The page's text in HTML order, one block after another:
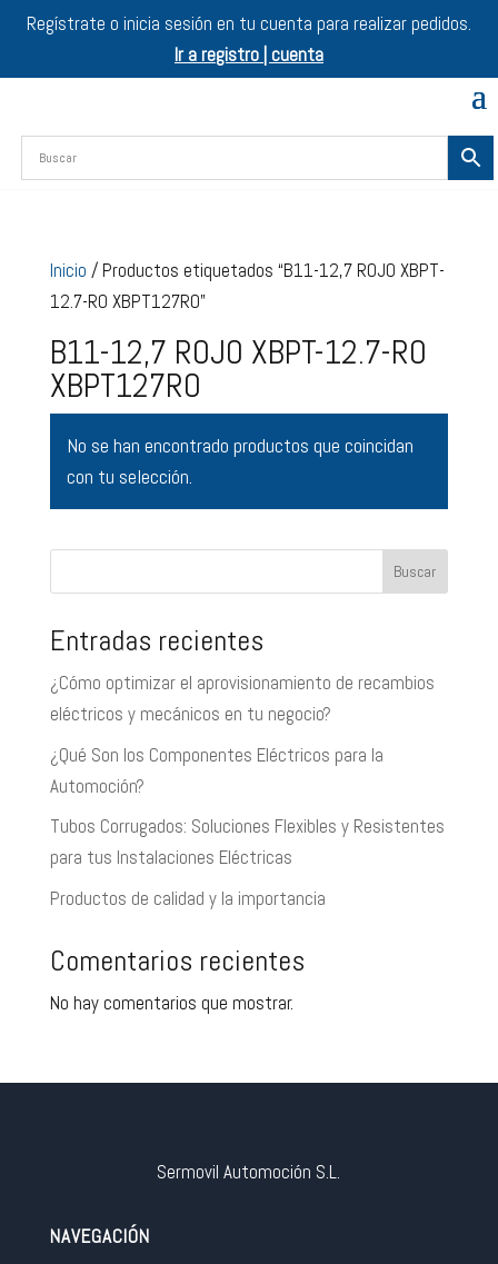
Regístrate o inicia sesión en tu cuenta para realizar pedidos.
Ir a registro | cuenta
Inicio / Productos etiquetados “B11-12,7 ROJO XBPT-
12.7-RO XBPT127RO”
B11-12,7 ROJO XBPT-12.7-RO
XBPT127RO
No se han encontrado productos que coincidan
con tu selección.
Buscar
Entradas recientes
¿Cómo optimizar el aprovisionamiento de recambios
eléctricos y mecánicos en tu negocio?
¿Qué Son los Componentes Eléctricos para la
Automoción?
Tubos Corrugados: Soluciones Flexibles y Resistentes
para tus Instalaciones Eléctricas
Productos de calidad y la importancia
Comentarios recientes
No hay comentarios que mostrar.
Sermovil Automoción S.L.
NAVEGACIÓN